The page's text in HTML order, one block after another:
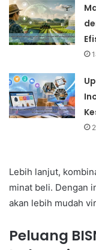
Lebih lanjut,
minat beli. Dengan
akan lebih mudah
Peluang